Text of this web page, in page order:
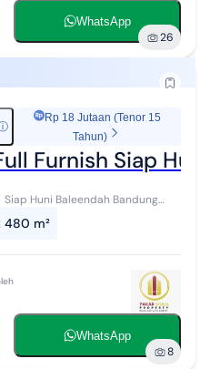
WhatsApp
26
Rp 18 Jutaan (Tenor 15
Tahun)
Furnish Siap
Huni Baleendah Bandung
> Jumlah Lantai : 3 > Luas
480 m²
WhatsApp
8